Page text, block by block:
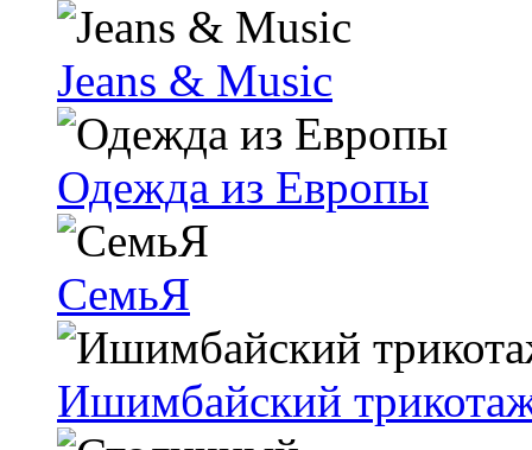
Jeans & Music
Одежда из Европы
СемьЯ
Ишимбайский